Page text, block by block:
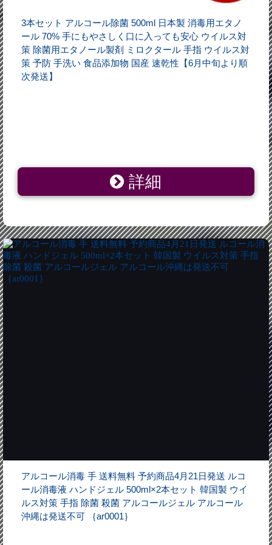
3本セット アルコール除菌 500ml 日本製 消毒用エタノ
ール 70% 手にもやさしく口に入っても安心 ウイルス対
策 除菌用エタノール製剤 ミロクタール 手指 ウイルス対
策 予防 手洗い 食品添加物 国産 速乾性【6月中旬より順
次発送】
詳細
アルコール消毒 手 送料無料 予約商品4月21日発送 ルコ
ール消毒液 ハンドジェル 500ml×2本セット 韓国製 ウイ
ルス対策 手指 除菌 殺菌 アルコールジェル アルコール
沖縄は発送不可 ｛ar0001｝